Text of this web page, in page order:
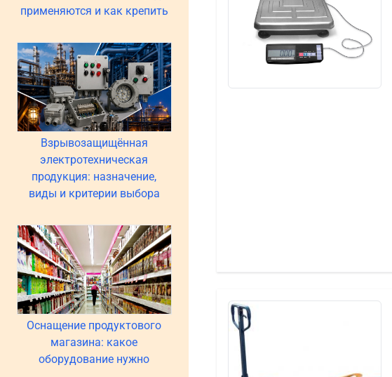
применяются и как крепить
Взрывозащищённая
электротехническая
продукция: назначение,
виды и критерии выбора
Оснащение продуктового
магазина: какое
оборудование нужно